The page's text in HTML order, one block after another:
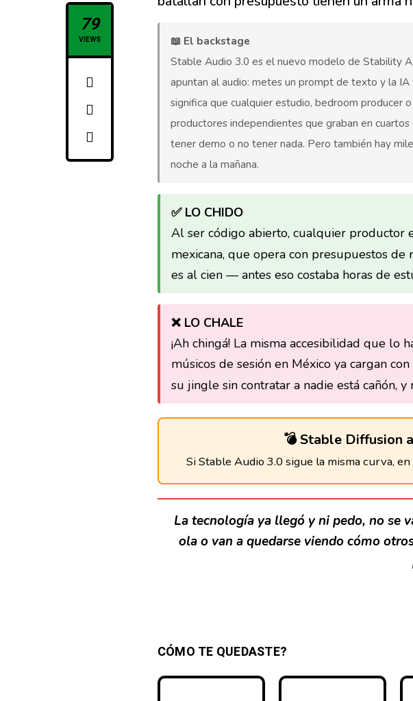
79
VIEWS
📖 El backstage
Stable Audio 3.0 es el nuevo modelo de Stability
apuntan al audio: metes un prompt de texto y la
significa que cualquier estudio, bedroom producer
productores independientes que graban en
tener demo o no tener nada. Pero también hay
noche a la mañana.
✅ LO CHIDO
Al ser código abierto, cualquier productor
mexicana, que opera con presupuestos
es al cien — antes eso costaba horas de
❌ LO CHALE
¡Ah chingá! La misma accesibilidad que lo
músicos de sesión en México ya cargan
su jingle sin contratar a nadie está cañón,
💣 Stable Diffusion
Si Stable Audio 3.0 sigue la misma curva,
La tecnología ya llegó y ni pedo, no se
ola o van a quedarse viendo cómo
CÓMO TE QUEDASTE?